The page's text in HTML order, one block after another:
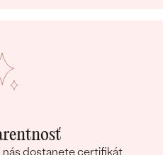
nás dostanete certifikát